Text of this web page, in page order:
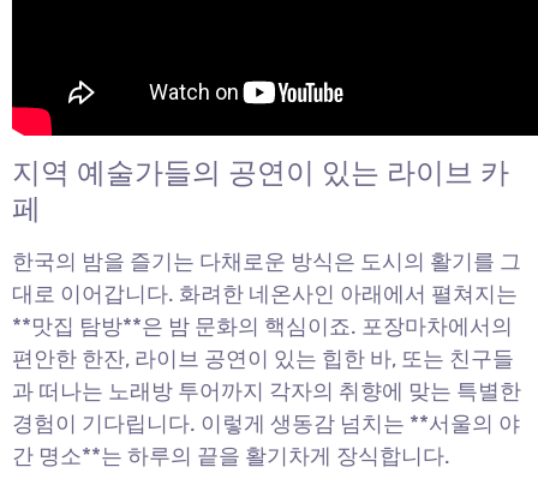
지역 예술가들의 공연이 있는 라이브 카
페
한국의 밤을 즐기는 다채로운 방식은 도시의 활기를 그
대로 이어갑니다. 화려한 네온사인 아래에서 펼쳐지는
**맛집 탐방**은 밤 문화의 핵심이죠. 포장마차에서의
편안한 한잔, 라이브 공연이 있는 힙한 바, 또는 친구들
과 떠나는 노래방 투어까지 각자의 취향에 맞는 특별한
경험이 기다립니다. 이렇게 생동감 넘치는 **서울의 야
간 명소**는 하루의 끝을 활기차게 장식합니다.